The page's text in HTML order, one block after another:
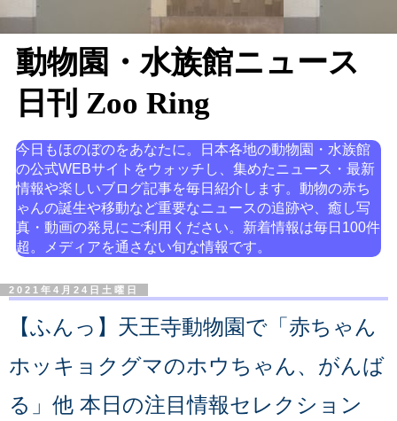
動物園・水族館ニュース
日刊 Zoo Ring
今日もほのぼのをあなたに。日本各地の動物園・水族館
の公式WEBサイトをウォッチし、集めたニュース・最新
情報や楽しいブログ記事を毎日紹介します。動物の赤ち
ゃんの誕生や移動など重要なニュースの追跡や、癒し写
真・動画の発見にご利用ください。新着情報は毎日100件
超。メディアを通さない旬な情報です。
2021年4月24日土曜日
【ふんっ】天王寺動物園で「赤ちゃん
ホッキョクグマのホウちゃん、がんば
る」他 本日の注目情報セレクション